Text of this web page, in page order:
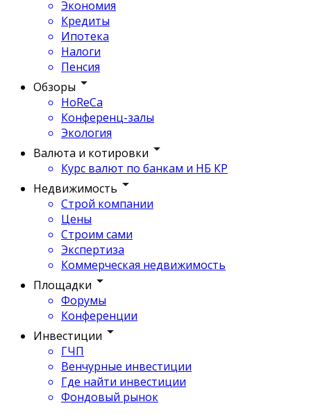
Экономия
Кредиты
Ипотека
Налоги
Пенсия
Обзоры
HoReCa
Конференц-залы
Экология
Валюта и котировки
Курс валют по банкам и НБ КР
Недвижимость
Строй компании
Цены
Строим сами
Экспертиза
Коммерческая недвижимость
Площадки
Форумы
Конференции
Инвестиции
ГЧП
Венчурные инвестиции
Где найти инвестиции
Фондовый рынок